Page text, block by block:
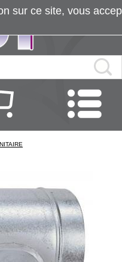
sur ce site, vous